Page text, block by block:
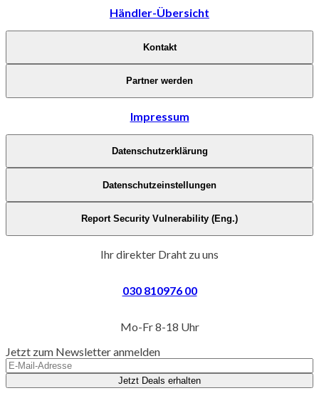
Händler-Übersicht
Kontakt
Partner werden
Impressum
Datenschutzerklärung
Datenschutzeinstellungen
Report Security Vulnerability (Eng.)
Ihr direkter Draht zu uns
030 810976 00
Mo-Fr 8-18 Uhr
Jetzt zum Newsletter anmelden
Jetzt Deals erhalten